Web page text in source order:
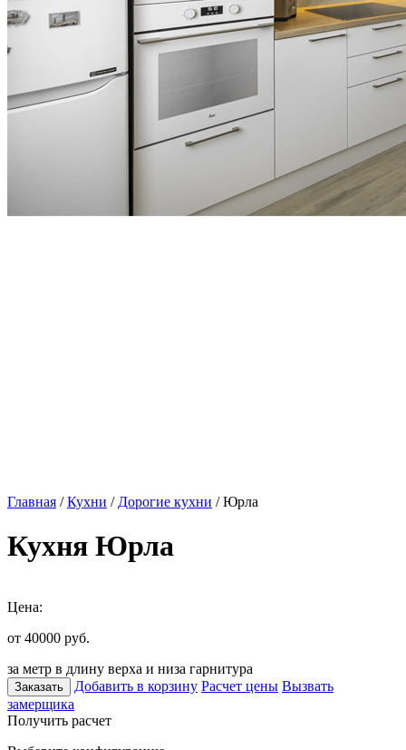
Главная /Кухни / Дорогие кухни / Юрла
Кухня Юрла
Цена:
от 40000 руб.
за метр в длину верха и низа гарнитура
Заказать Добавить в корзину Расчет цены Вызвать
замерщика
Получить расчет